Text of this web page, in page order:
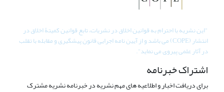
"این نشریه با احترام به قوانین اخلاق در نشریات، تابع قوانین کمیتۀ اخلاق در
انتشار (COPE) می باشد و از آیین نامه اجرایی قانون پیشگیری و مقابله با تقلب
در آثار علمی پیروی می نماید".
اشتراک خبرنامه
برای دریافت اخبار و اطلاعیه های مهم نشریه در خبرنامه نشریه مشترک